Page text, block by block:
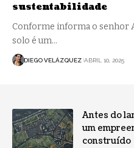
sustentabilidade
Conforme informa o senhor
solo é um…
DIEGO VELÁZQUEZ ABRIL 10, 2025
Antes do
um
construído